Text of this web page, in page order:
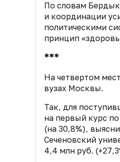
По словам
и координации
политическими
принцип
***
На четвертом
вузах Москвы.
Так, для
на первый курс
(на 30,8%),
Сеченовский
4,4 млн руб.